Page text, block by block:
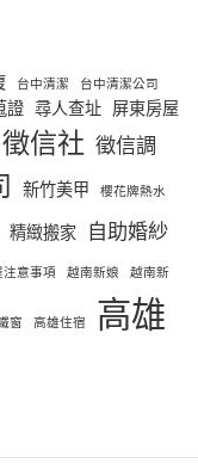
台中清潔
台中清潔公司
證 尋人查址 屏東房屋
徵信社 徵信調
新竹美甲 櫻花牌熱水
精緻搬家 自助婚紗
注意事項 越南新娘 越南新
窗 高雄住宿
高雄